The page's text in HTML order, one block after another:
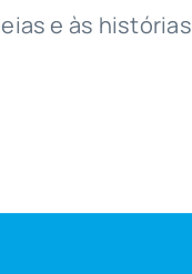
e às histórias